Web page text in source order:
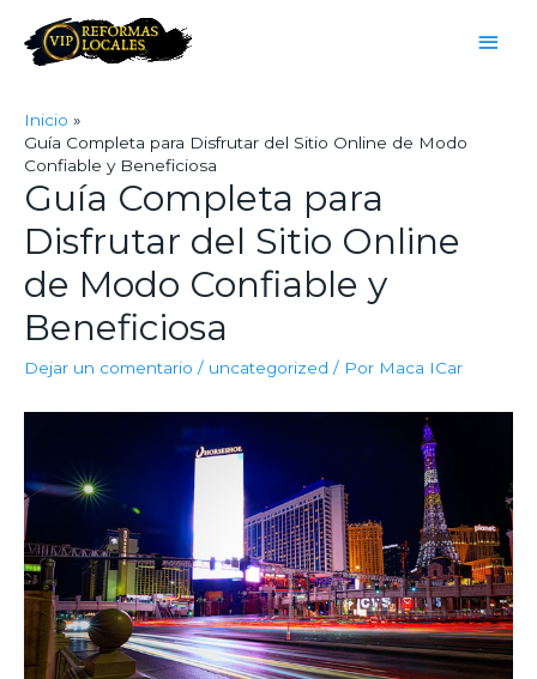
Inicio
Guía Completa para Disfrutar del Sitio Online de Modo
Confiable y Beneficiosa
Guía Completa para
Disfrutar del Sitio Online
de Modo Confiable y
Beneficiosa
Dejar un comentario / uncategorized / Por Maca ICar